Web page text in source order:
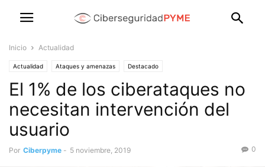
Inicio Actualidad
Actualidad Ataques y amenazas Destacado
El 1% de los ciberataques no
necesitan intervención del
usuario
Por Ciberpyme - 5 noviembre, 2019 0